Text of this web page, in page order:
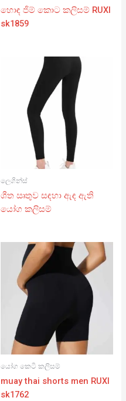
හොඳ ජිම් කොට කලිසම් RUXI
sk1859
ලෙගින්ස්
ශීත ඍතුව සඳහා ඇඳ ඇති
යෝග කලිසම්
යෝග කෙටි කලිසම්
muay thai shorts men RUXI
sk1762